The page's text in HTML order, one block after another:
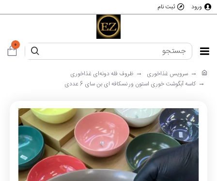
ورود ثبت نام
0
سرویس غذاخوری
ظروف فله دونه‌ای غذاخوری
کاسه آبگوشت خوری استون ور نسکافه ای بن سای 6 عددی